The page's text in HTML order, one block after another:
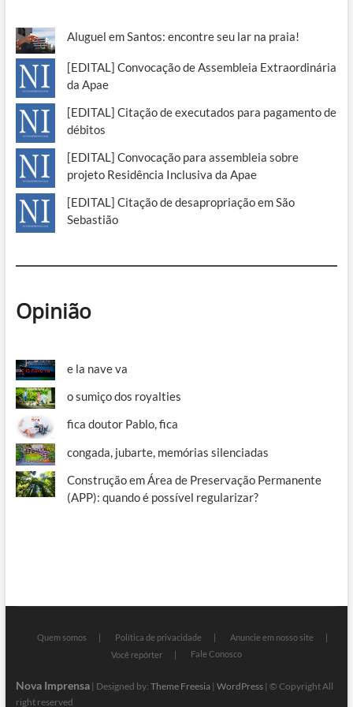
Aluguel em Santos: encontre seu lar na praia!
[EDITAL] Convocação de Assembleia Extraordinária
da Apae
[EDITAL] Citação de executados para pagamento de
débitos
[EDITAL] Convocação para assembleia sobre
projeto Residência Inclusiva da Apae
[EDITAL] Citação de desapropriação em São
Sebastião
Opinião
e la nave va
o sumiço dos royalties
fica doutor Pablo, fica
congada, jubarte, memórias silenciadas
Construção em Área de Preservação Permanente
(APP): quando é possível regularizar?
Quem somos Política de privacidade
Anuncie em nosso site
Você repórter
Fale Conosco
Nova Imprensa| Designed by: Theme Freesia| WordPress| © Copyright All
right reserved